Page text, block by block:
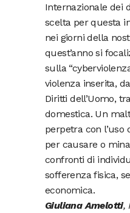
Internazionale dei
scelta per questa
nei giorni della
quest’anno si
sulla
violenza inserita,
Diritti dell’Uomo,
domestica. Un
perpetra con
per causare o
confronti di
sofferenza fisica,
economica.
Giuliana Amelotti,